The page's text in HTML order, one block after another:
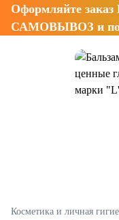
Оформляйте
САМОВЫВОЗ и
Косметика и личная